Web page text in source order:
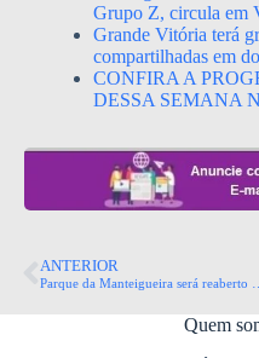
Grupo Z, circula em
Grande Vitória terá
compartilhadas em
CONFIRA A
DESSA SEMANA
ANTERIOR
Quem